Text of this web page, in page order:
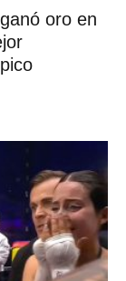
oro en